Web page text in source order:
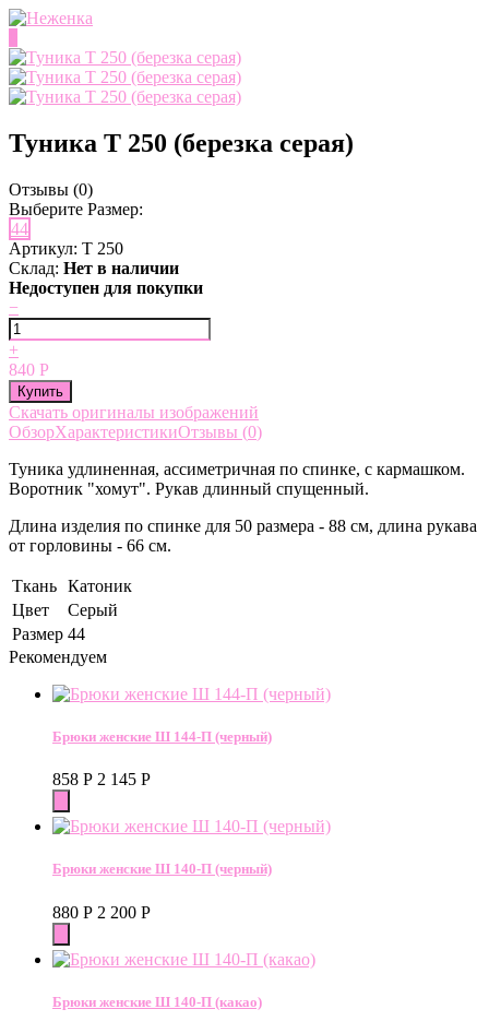
Туника Т 250 (березка серая)
Отзывы (0)
Выберите Размер:
44
Артикул: Т 250
Cклад: Нет в наличии
Недоступен для покупки
−
+
840 Р
Скачать оригиналы изображений
ОбзорХарактеристикиОтзывы (0)
Туника удлиненная, ассиметричная по спинке, с кармашком.
Воротник "хомут". Рукав длинный спущенный.
Длина изделия по спинке для 50 размера - 88 см, длина рукава
от горловины - 66 см.
Ткань Катоник
Цвет
Серый
Размер 44
Рекомендуем
Брюки женские Ш 144-П (черный)
858 Р 2 145 Р
Брюки женские Ш 140-П (черный)
880 Р 2 200 Р
Брюки женские Ш 140-П (какао)